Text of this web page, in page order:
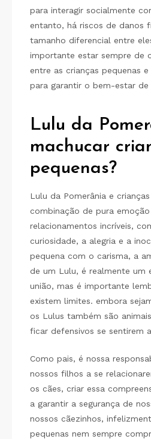
para interagir socialmente
entanto, há riscos de danos
tamanho diferencial entre
importante estar sempre de
entre as crianças pequenas
para garantir o bem-estar de
Lulu da
machucar
pequenas?
Lulu da Pomerânia e
combinação de pura
relacionamentos incríveis,
curiosidade, a alegria e a
pequena com o carisma, a
de um Lulu, é realmente um
união, mas é importante
existem limites. embora
os Lulus também são
ficar defensivos se sentirem
Como pais, é nossa
nossos filhos a se
os cães, criar essa
a garantir a segurança de
nossos cãezinhos,
pequenas nem sempre